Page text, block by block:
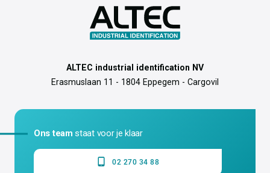
ALTEC industrial identification NV
Erasmuslaan 11 - 1804 Eppegem - Cargovil
Ons team staat voor je klaar
02 270 34 88